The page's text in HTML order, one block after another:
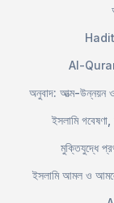
Al-
অনুবাদ: আত্ম-উন্নয়ন
ইসলামি
মুক্তিযুদ্ধে
ইসলামি আমল ও